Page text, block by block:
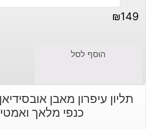
₪149
הוסף לסל
תליון עיפרון מאבן
כנפי מלאך